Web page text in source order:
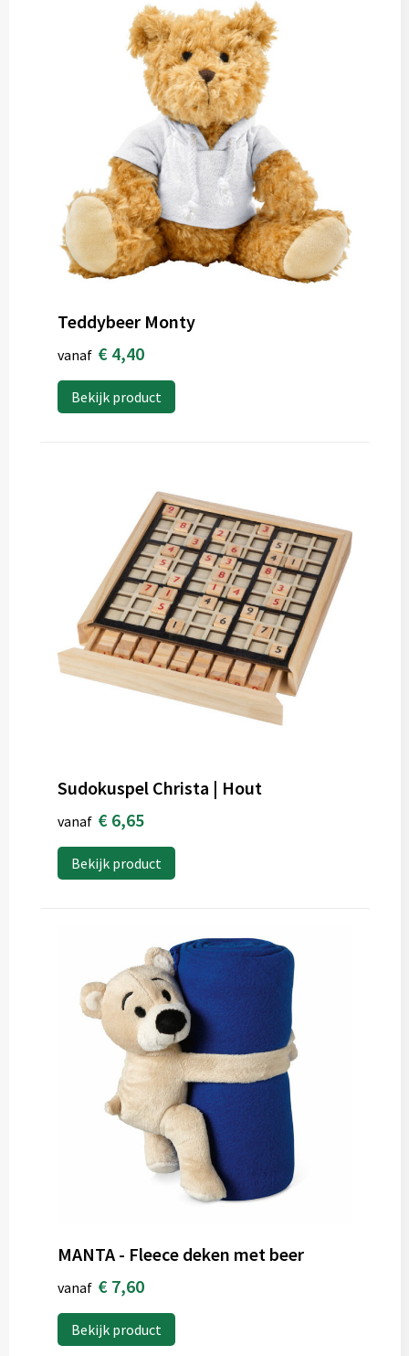
Teddybeer Monty
vanaf € 4,40
Bekijk product
Sudokuspel Christa | Hout
vanaf € 6,65
Bekijk product
MANTA - Fleece deken met beer
vanaf € 7,60
Bekijk product